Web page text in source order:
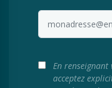
En renseignant
acceptez